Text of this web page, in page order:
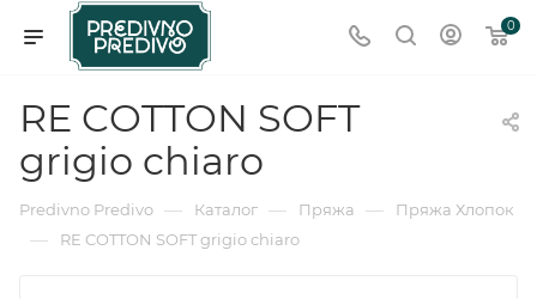
0
RE COTTON SOFT
grigio chiaro
Predivno Predivo — Каталог — Пряжа — Пряжа Хлопок
— RE COTTON SOFT grigio chiaro